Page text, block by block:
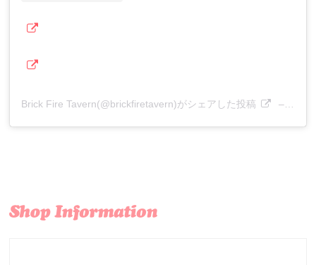
Brick Fire Tavern(@brickfiretavern)がシェアした投稿 – 2020